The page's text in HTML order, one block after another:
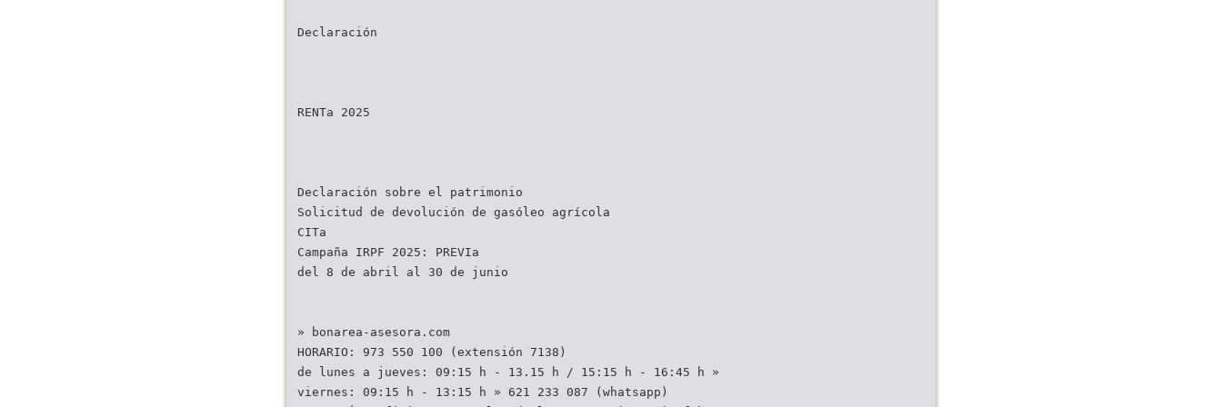
Declaración
RENTa 2025
Declaración sobre el patrimonio
Solicitud de devolución de gasóleo agrícola
CITa
Campaña IRPF 2025: PREVIa
del 8 de abril al 30 de junio
» bonarea-asesora.com
HORARIO: 973 550 100 (extensión 7138)
de lunes a jueves: 09:15 h - 13.15 h / 15:15 h - 16:45 h »
viernes: 09:15 h - 13:15 h » 621 233 087 (whatsapp)